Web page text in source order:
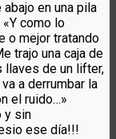
en una pila
como lo
o mejor tratando
trajo una caja de
llaves de un lifter,
a derrumbar la
el ruido…»
y sin
ese día!!!